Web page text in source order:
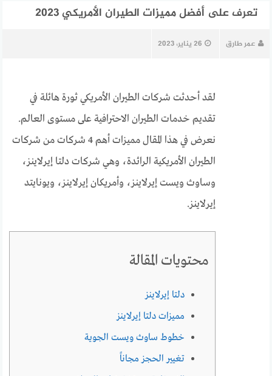
تعرف على أفضل مميزات الطيران الأمريكي 2023
عمر طارق 26 يناير، 2023
لقد أحدثت شركات الطيران الأمريكي ثورة هائلة في
تقديم خدمات الطيران الاحترافية على مستوى العالم.
نعرض في هذا المقال مميزات أهم 4 شركات من شركات
الطيران الأمريكية الرائدة، وهي شركات دلتا إيرلاينز،
وساوث ويست إيرلاينز، وأمريكان إيرلاينز، ويونايتد
إيرلاينز.
محتويات المقالة
دلتا إيرلاينز
مميزات دلتا إيرلاينز
خطوط ساوث ويست الجوية
تغيير الحجز مجاناً